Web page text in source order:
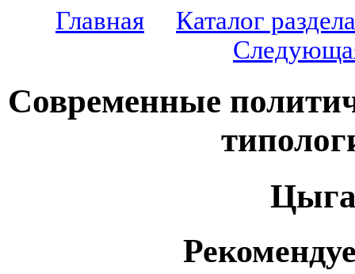
Главная
Каталог раздела
Современные